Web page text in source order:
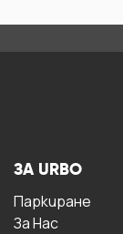
ЗА URBO
Паркиране
За Hас